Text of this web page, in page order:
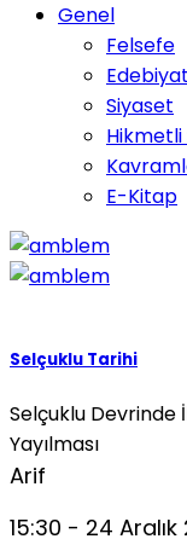
Genel
Felsefe
Edebiyat
Siyaset
Hikmetli
E-Kitap
Selçuklu Tarihi
Selçuklu Devrinde
Yayılması
Arif
15:30 - 24 Aralık